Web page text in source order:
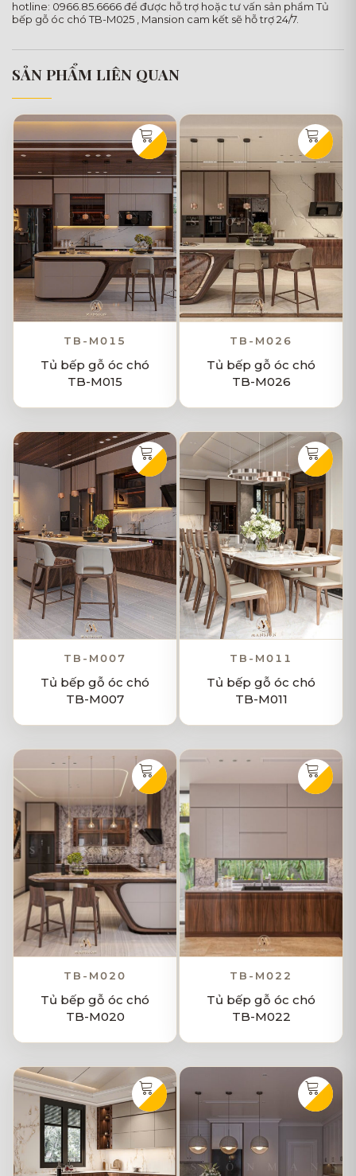
hotline: 0966.85.6666 để được hỗ trợ hoặc tư vấn sản phẩm Tủ
bếp gỗ óc chó TB-M025 , Mansion cam kết sẽ hỗ trợ 24/7.
SẢN PHẨM LIÊN QUAN
TB-M015
Tủ bếp gỗ óc chó
TB-M015
TB-M026
Tủ bếp gỗ óc chó
TB-M026
TB-M007
Tủ bếp gỗ óc chó
TB-M007
TB-M011
Tủ bếp gỗ óc chó
TB-M011
TB-M020
Tủ bếp gỗ óc chó
TB-M020
TB-M022
Tủ bếp gỗ óc chó
TB-M022